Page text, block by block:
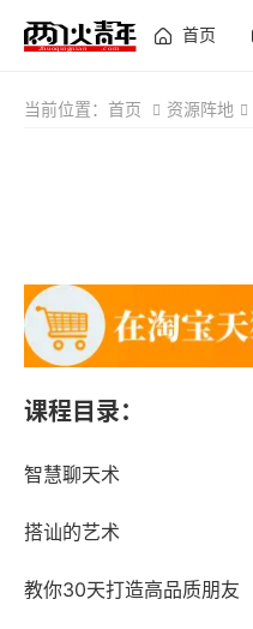
首页
当前位置： 首页 资源阵地
课程目录：
智慧聊天术
搭讪的艺术
教你30天打造高品质朋友